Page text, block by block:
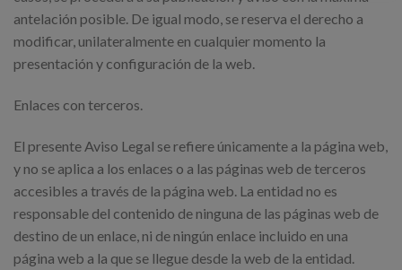
antelación posible. De igual modo, se reserva el derecho a
modificar, unilateralmente en cualquier momento la
presentación y configuración de la web.
Enlaces con terceros.
El presente Aviso Legal se refiere únicamente a la página web,
y no se aplica a los enlaces o a las páginas web de terceros
accesibles a través de la página web. La entidad no es
responsable del contenido de ninguna de las páginas web de
destino de un enlace, ni de ningún enlace incluido en una
página web a la que se llegue desde la web de la entidad.